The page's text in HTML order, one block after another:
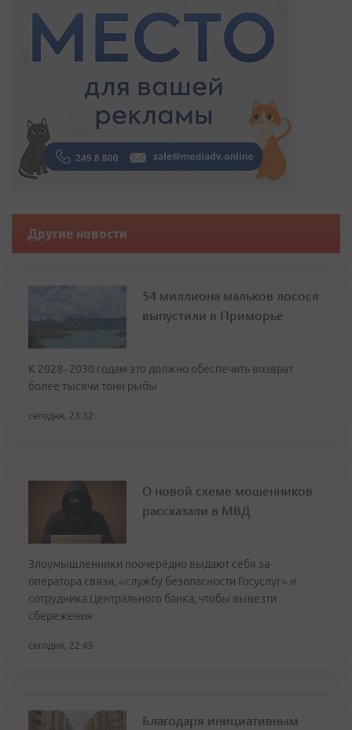
Другие новости
54 миллиона мальков лосося
выпустили в Приморье
К 2028–2030 годам это должно обеспечить возврат
более тысячи тонн рыбы
сегодня, 23:32
О новой схеме мошенников
рассказали в МВД
Злоумышленники поочерёдно выдают себя за
оператора связи, «службу безопасности Госуслуг» и
сотрудника Центрального банка, чтобы вывезти
сбережения
сегодня, 22:45
Благодаря инициативным